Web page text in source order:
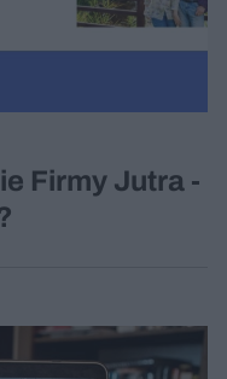
Firmy Jutra -